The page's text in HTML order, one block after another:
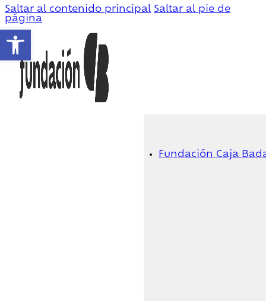
Abrir barra de herramientas
Saltar al contenido principal Saltar al pie de
página
Fundación Caja